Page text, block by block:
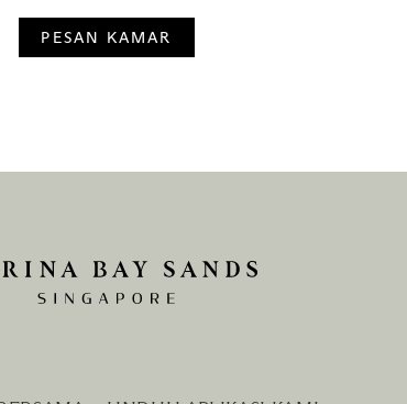
PESAN KAMAR